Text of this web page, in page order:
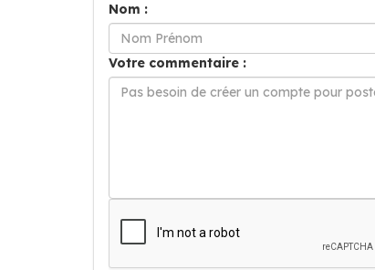
Nom :
Votre commentaire :